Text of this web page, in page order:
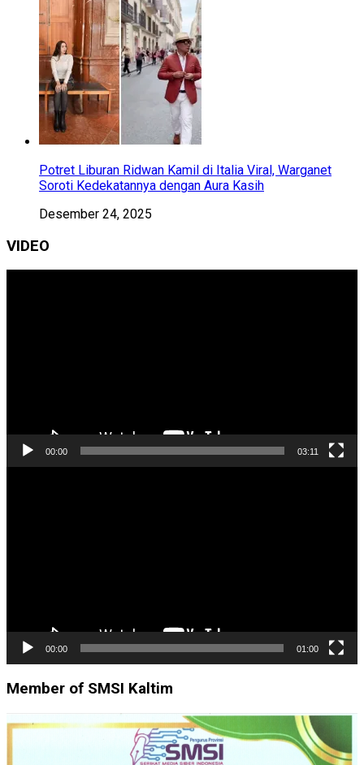
Potret Liburan Ridwan Kamil di Italia Viral, Warganet
Soroti Kedekatannya dengan Aura Kasih
Desember 24, 2025
VIDEO
00:00 03:11
00:00 01:00
Member of SMSI Kaltim